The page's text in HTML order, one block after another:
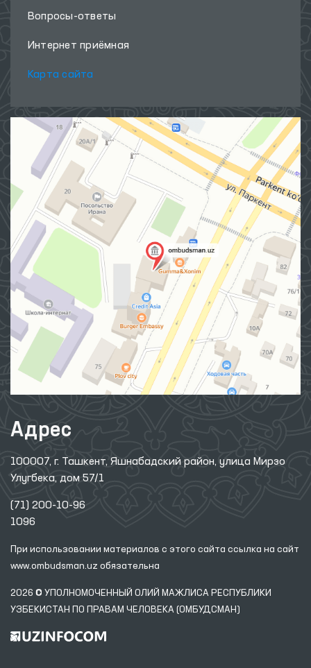
Вопросы-ответы
Интернет приёмная
Карта сайта
Адрес
100007, г. Ташкент, Яшнабадский район, улица Мирзо
Улугбека, дом 57/1
(71) 200-10-96
1096
При использовании материалов с этого сайта ссылка на сайт
www.ombudsman.uz обязательна
2026 © УПОЛНОМОЧЕННЫЙ ОЛИЙ МАЖЛИСА РЕСПУБЛИКИ
УЗБЕКИСТАН ПО ПРАВАМ ЧЕЛОВЕКА (ОМБУДСМАН)